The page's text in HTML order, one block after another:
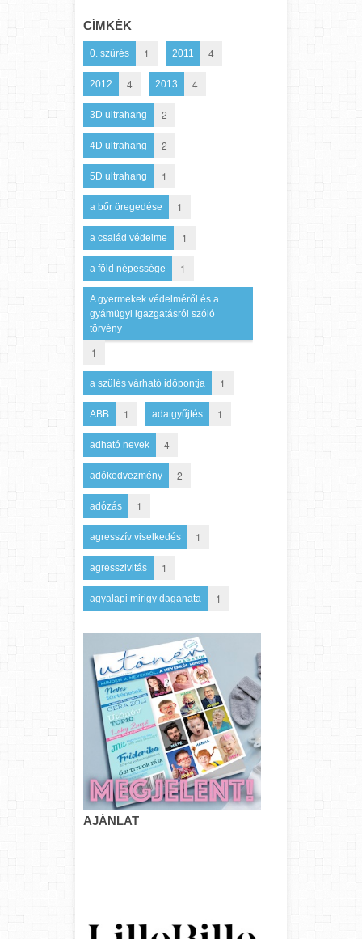
CÍMKÉK
0. szűrés 1 2011 4
2012 4 2013 4
3D ultrahang 2
4D ultrahang 2
5D ultrahang 1
a bőr öregedése 1
a család védelme 1
a föld népessége 1
A gyermekek védelméről és a
gyámügyi igazgatásról szóló
törvény
1
a szülés várható időpontja 1
ABB 1 adatgyűjtés 1
adható nevek 4
adókedvezmény 2
adózás 1
agresszív viselkedés 1
agresszivitás 1
agyalapi mirigy daganata 1
AJÁNLAT